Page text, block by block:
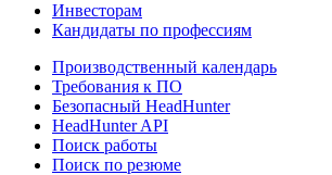
Инвесторам
Кандидаты по профессиям
Производственный календарь
Требования к ПО
Безопасный HeadHunter
HeadHunter API
Поиск работы
Поиск по резюме